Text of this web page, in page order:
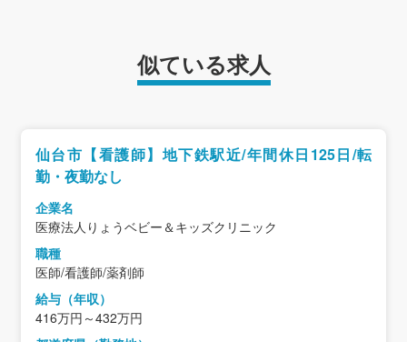
似ている求人
仙台市【看護師】地下鉄駅近/年間休日125日/転
勤・夜勤なし
企業名
医療法人りょうベビー＆キッズクリニック
職種
医師/看護師/薬剤師
給与（年収）
416万円～432万円